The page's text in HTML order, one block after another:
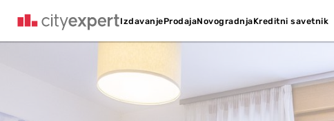
IzdavanjeProdajaNovogradnjaKreditni savetnik